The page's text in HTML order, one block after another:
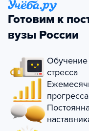
Готовим к
вузы России
стресса
прогресса